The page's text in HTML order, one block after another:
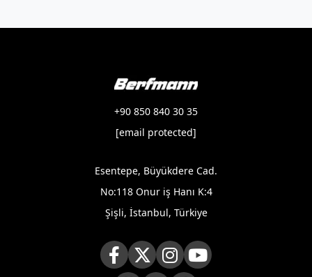
+90 850 840 30 35
[email protected]
Esentepe, Büyükdere Cad.
No:118 Onur iş Hanı K:4
Şişli, İstanbul, Türkiye